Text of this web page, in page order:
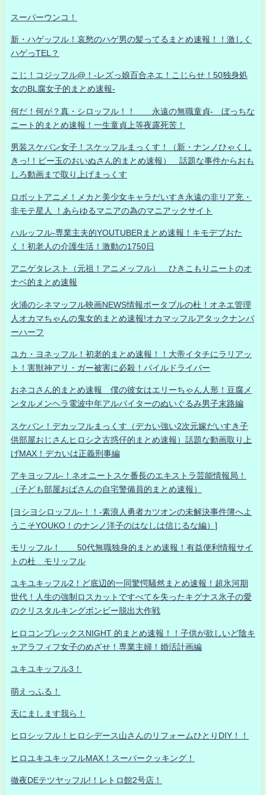
スーパーウンコ！
新・ハゲッフル！哀愁のハゲ男の髪ってるまとめ速報！！激しく
ハゲっTEL？
こじ！コジッフル@！-レズっ娘百合ネエ！こじらせ！50独身処
女のBL腐女子的まとめ速報-
何だ！何が？真・シロッフル！！ 永遠の無職童貞- ぼっちな
ニート的まとめ速報！一生童貞上等夜露死苦！
男装スケバン女子！スケッフルまっくす！（新・ナンノひゃくし
きっ!！ビー玉のおいぬさん的まとめ速報） 話題な事件からおも
しろ動画まで取り上げまっくす
ロボットアニメ！メカと美少女キャラだいすき永遠の非リア充・
非モテ星人 ！あらゆるマニアの為のマニアックサイト
ハルッフル-専業主夫的YOUTUBERまとめ速報！キモデブおた
く！初老人の介護生活！激動の1750日
アニゲタレスト（元祖！アニメッフル） ひきこもりニートのオ
ナベ的まとめ速報
火浦のシネマッフル映画NEWS情報ポータブルの杜！オネエ管理
人オカマちゃんの鬼女的まとめ速報!オカマッフルアタックナンバ
ーハーフ
ユカ・ヨネッフル！初老的まとめ速報！！大帝イタチにラリアッ
ト！害獣神アリ・ガー被害に必殺！パイルドライバー
おネコさん的まとめ速報 僕の彼女はエリーちゃん人形！豆腐メ
ンタルメンヘラ電波中年アルバイターのぬいぐるみ男子末路編
スケバン！デカッフルまっくす（デカい強い2次元嫁だいすき子
供部屋おじさんヒロシ之古惑仔的まとめ速報）話題な動画取り上
げMAX！デカいは正義刑事編
アキヨッフル-！ネオニートスケ番長のエキストラ芸能情報局！
（子ども部屋おばさんの自宅警備員的まとめ速報）
[ヨシヨシロッフル-！！-素浪人勇者カツオンの未解決事件簿へよ
うこそYOUKO！のナンノ洋子のはなしは信じるな編）]
モリッフル！ 50代無職独身的まとめ速報！有益便利情報サイ
トの杜 モリッフル
ユキユキッフル2！ど底辺的一同驚愕騒然まとめ速報！超氷河期
世代！人生の強制ロスカットですべてを失ったキグナス氷子の愛
のクリスタルキングボンビー脱出大作戦
ヒロコンプレックスNIGHT 的まとめ速報！！子供が欲しいど陰キ
ャアラフィフ女子のめざせ！専業主婦！婚活計画編
ユキユキッフル3！
萌えっふる！
天にまします我ら！
ヒロシッフル！ヒロシデース山さんのリフォームひとりDIY！！
ヒロユキユキッフルMAX！スーパークッキング！
徹夜DEテツヤッフル!！レトロ館2号店！